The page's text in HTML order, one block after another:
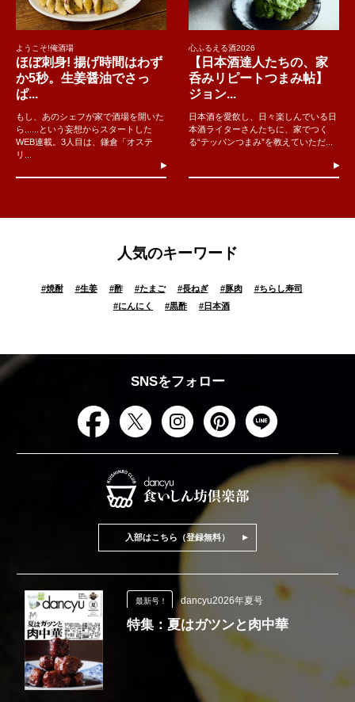
ようこそ!俺酒場
ほぼ刺身! 揚げ時間はわず
か5秒。生姜醤油でさっ
ぱ...
もし、あのシェフが家で酒場を開いた
ら......という妄想からスタートした
WEB連載。3人目は、鎌倉「オステ
リ...
心ふるえる酒2026
【日本酒達人たちの、家
呑みリピートつまみ帖】
ジョン...
日本酒を愛飲し、日々楽しんでいる日
本酒ライターさんたちに、家でつく
る“テッパンつまみ”を教えていただ...
人気のキーワード
#焼酎 #生姜 #酢 #たまご #長ねぎ #豚肉 #ちらし寿司
#にんにく #黒酢 #日本酒
SNSをフォロー
入部はこちら（登録無料）
最新号！ dancyu2026年夏号
特集：夏はガツンと肉中華